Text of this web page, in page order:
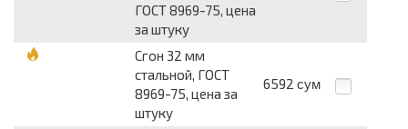
ГОСТ 8969-75, цена
за штуку
Сгон 32 мм
стальной, ГОСТ
8969-75, цена за
штуку
6592 сум